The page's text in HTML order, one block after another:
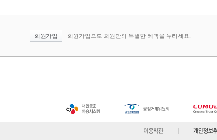
회원가입 회원가입으로 회원만의 특별한 혜택을 누리세요.